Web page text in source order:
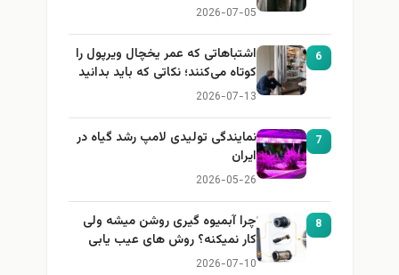
2026-07-05
6
اشتباهاتی که عمر یخچال ویرپول را
کوتاه می‌کنند؛ نکاتی که باید بدانید
2026-07-13
7
نمایندگی تولیدی لامپ رشد گیاه در
ایران
2026-05-26
8
چرا آبمیوه گیری روشن میشه ولی
کار نمیکنه؟ روش های عیب یابی
2026-07-10